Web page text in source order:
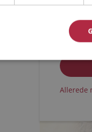
Jeg
Jeg
Allerede